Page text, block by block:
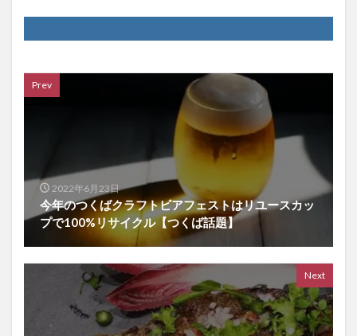
Prev
2022年6月23日
今年のつくばクラフトビアフェストはリユースカッ
プで100%リサイクル【つくば話題】
Next